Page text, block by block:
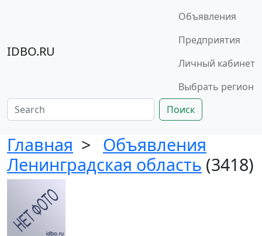
IDBO.RU
Объявления
Предприятия
Личный кабинет
Выбрать регион
Поиск
Главная > Объявления
Ленинградская область (3418)